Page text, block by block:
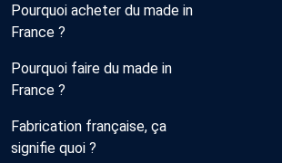
Pourquoi acheter du made in
France ?
Pourquoi faire du made in
France ?
Fabrication française, ça
signifie quoi ?